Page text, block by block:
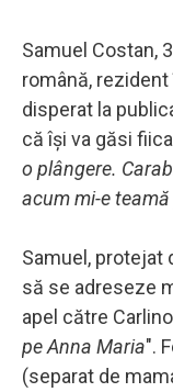
Samuel Costan,
română, rezident
disperat la
că își va găsi
o plângere.
acum mi-e
Samuel, protejat
să se adreseze
apel către
pe Anna Maria".
(separat de